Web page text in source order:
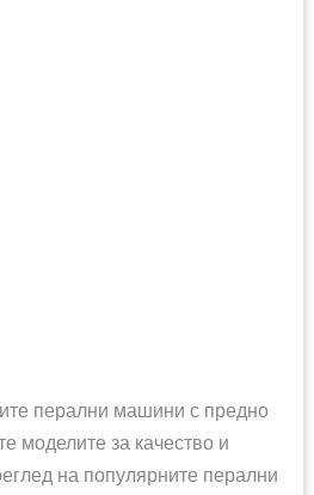
перални машини с предно
моделите за качество и
на популярните перални